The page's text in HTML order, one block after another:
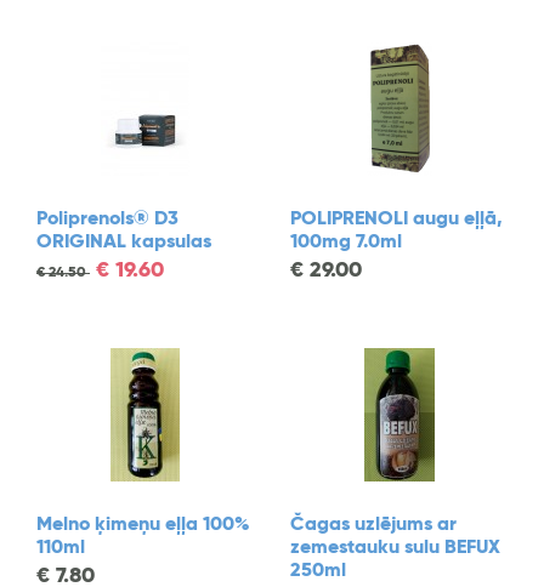
Poliprenols® D3
ORIGINAL kapsulas
€24.50 € 19.60
POLIPRENOLI augu eļļā,
100mg 7.0ml
€ 29.00
Melno ķimeņu eļļa 100%
110ml
€ 7.80
Čagas uzlējums ar
zemestauku sulu BEFUX
250ml